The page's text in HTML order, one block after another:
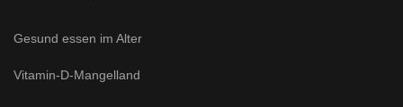
Gesund essen im Alter
Vitamin-D-Mangelland